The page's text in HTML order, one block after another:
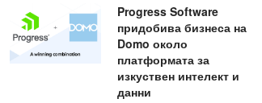
Progress Software
придобива бизнеса на
Domo около
платформата за
изкуствен интелект и
данни